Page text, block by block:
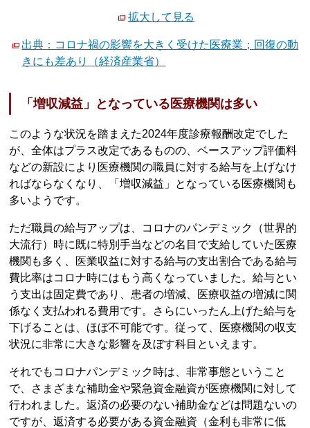
拡大して見る
出典：コロナ禍の影響を大きく受けた医療業；回復の動
きにも差あり（経済産業省）
「増収減益」となっている医療機関は多い
このような状況を踏まえた2024年度診療報酬改定でした
が、全体はプラス改定であるものの、ベースアップ評価料
などの新設により医療機関の職員に対する給与を上げなけ
ればならなくなり、「増収減益」となっている医療機関も
多いようです。
ただ職員の給与アップは、コロナのパンデミック（世界的
大流行）時に既に特別手当などの名目で支給していた医療
機関も多く、医業収益に対する給与の支出割合である給与
費比率はコロナ時にはもう高くなっていました。給与とい
う支出は固定費であり、患者の増減、医療収益の増減に関
係なく支払われる費用です。さらにいったん上げた給与を
下げることは、ほぼ不可能です。従って、医療機関の収支
状況に非常に大きな影響を及ぼす科目といえます。
それでもコロナパンデミック時は、非常事態ということ
で、さまざまな補助金や緊急資金融資が医療機関に対して
行われました。返済の必要のない補助金などは問題ないの
ですが、返済する必要がある資金融資（金利も非常に低